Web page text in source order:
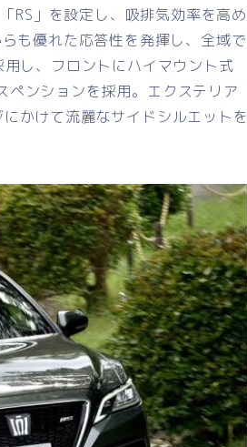
RS」を設定し、吸排気効率を高め
も優れた応答性を発揮し、全域で
し、フロントにハイマウント式
ペンションを採用。エクステリア
かけて流麗なサイドシルエットを